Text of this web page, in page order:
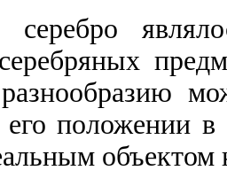
его положении